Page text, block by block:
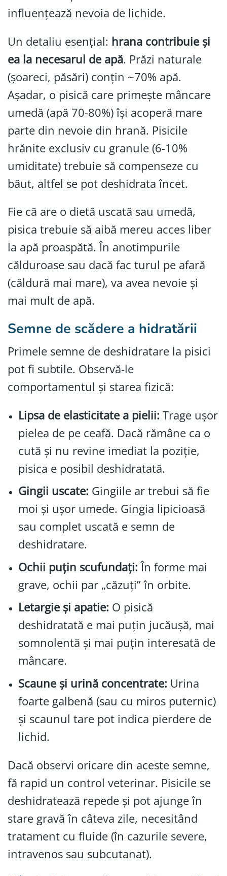
influențează nevoia de lichide.
Un detaliu esențial: hrana contribuie și
ea la necesarul de apă. Prăzi naturale
(șoareci, păsări) conțin ~70% apă.
Așadar, o pisică care primește mâncare
umedă (apă 70-80%) își acoperă mare
parte din nevoie din hrană. Pisicile
hrănite exclusiv cu granule (6-10%
umiditate) trebuie să compenseze cu
băut, altfel se pot deshidrata încet.
Fie că are o dietă uscată sau umedă,
pisica trebuie să aibă mereu acces liber
la apă proaspătă. În anotimpurile
călduroase sau dacă fac turul pe afară
(căldură mai mare), va avea nevoie și
mai mult de apă.
Semne de scădere a hidratării
Primele semne de deshidratare la pisici
pot fi subtile. Observă-le
comportamentul şi starea fizică:
Lipsa de elasticitate a pielii: Trage ușor
pielea de pe ceafă. Dacă rămâne ca o
cută și nu revine imediat la poziție,
pisica e posibil deshidratată.
Gingii uscate: Gingiile ar trebui să fie
moi și ușor umede. Gingia lipicioasă
sau complet uscată e semn de
deshidratare.
Ochii puțin scufundați:În forme mai
grave, ochii par „căzuți” în orbite.
Letargie și apatie: O pisică
deshidratată e mai puțin jucăușă, mai
somnolentă și mai puțin interesată de
mâncare.
Scaune și urină concentrate: Urina
foarte galbenă (sau cu miros puternic)
și scaunul tare pot indica pierdere de
lichid.
Dacă observi oricare din aceste semne,
fă rapid un control veterinar. Pisicile se
deshidratează repede și pot ajunge în
stare gravă în câteva zile, necesitând
tratament cu fluide (în cazurile severe,
intravenos sau subcutanat).